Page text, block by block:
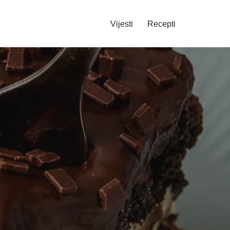
Vijesti Recepti